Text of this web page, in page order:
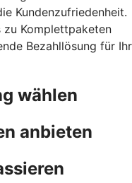
Kundenzufriedenheit.
zu Komplettpaketen
Bezahllösung für Ihr
wählen
anbieten